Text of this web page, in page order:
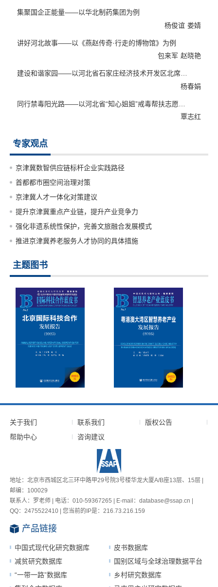
杨俊谊 娄婧
集聚国企正能量——以华北制药集团为例
包来军 赵晓艳
讲好河北故事——以《燕赵传奇·行走的博物馆》为例
杨春娟
覃志红
专家观点
京津冀数智供应链标杆企业实践路径
首都都市圈空间治理对策
京津冀人才一体化对策建议
提升京津冀重点产业链，提升产业竞争力
强化非遗系统性保护，完善文旅融合发展模式
推进京津冀养老服务人才协同的具体措施
主题图书
关于我们 联系我们
版权公告
帮助中心
咨询建议
地址：北京市西城区北三环中路甲29号院3号楼华龙大厦A/B座13层、15层 |
邮编：100029
联系人：罗老师 | 电话：010-59367265 | E-mail：database@ssap.cn |
QQ：2475522410 | 您当前的IP是： 216.73.216.159
产品链接
中国式现代化研究数据库
皮书数据库
减贫研究数据库
国别区域与全球治理数据平台
“一带一路”数据库
乡村研究数据库